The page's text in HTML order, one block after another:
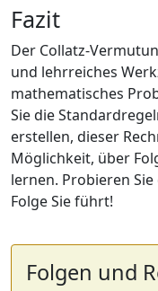
Fazit
Der Collatz-
und lehrreiches
mathematisches
Sie die
erstellen, dieser
Möglichkeit, über
lernen. Probieren
Folge Sie führt!
Folgen und